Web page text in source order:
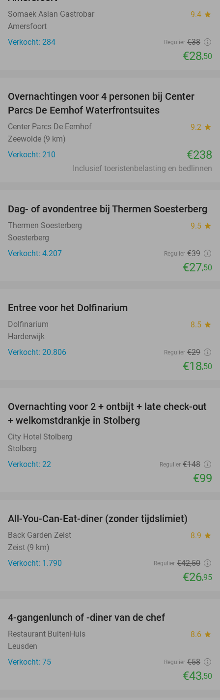
Somaek Asian Gastrobar 9.4 star
Amersfoort
Verkocht: 284
Regulier €38
€28,50
Overnachtingen voor 4 personen bij Center
Parcs De Eemhof Waterfrontsuites
Center Parcs De Eemhof 9.2 star
Zeewolde (9 km)
Verkocht: 210
€238
Inclusief toeristenbelasting en bedlinnen
29%
Dag- of avondentree bij Thermen Soesterberg
Thermen Soesterberg 9.5 star
Soesterberg
Verkocht: 4.207
Regulier €39
€27,50
Entree voor het Dolfinarium
Dolfinarium 8.5 star
Harderwijk
Verkocht: 20.806
Regulier €29
€18,50
33%
Overnachting voor 2 + ontbijt + late check-out
+ welkomstdrankje in Stolberg
City Hotel Stolberg
Stolberg
Verkocht: 22
Regulier €148
€99
All-You-Can-Eat-diner (zonder tijdslimiet)
Back Garden Zeist 8.9 star
Zeist (9 km)
Verkocht: 1.790
Regulier €42,50
€26,95
4-gangenlunch of -diner van de chef
Restaurant BuitenHuis 8.6 star
Leusden
Verkocht: 75
Regulier €58
€43,50